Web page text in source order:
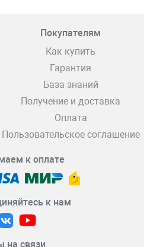
Покупателям
Как купить
Гарантия
База знаний
Получение и доставка
Оплата
Пользовательское соглашение
к оплате
к нам
на связи